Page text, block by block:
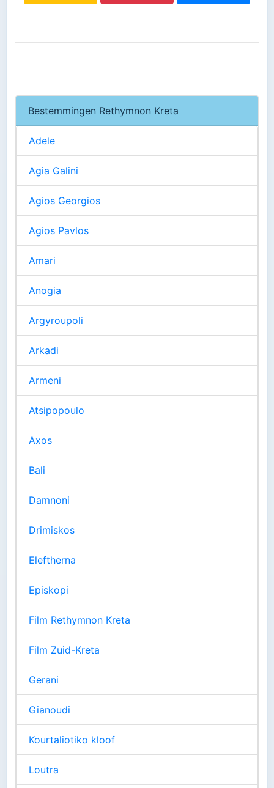
Bestemmingen Rethymnon Kreta
Adele
Agia Galini
Agios Georgios
Agios Pavlos
Amari
Anogia
Argyroupoli
Arkadi
Armeni
Atsipopoulo
Axos
Bali
Damnoni
Drimiskos
Eleftherna
Episkopi
Film Rethymnon Kreta
Film Zuid-Kreta
Gerani
Gianoudi
Kourtaliotiko kloof
Loutra